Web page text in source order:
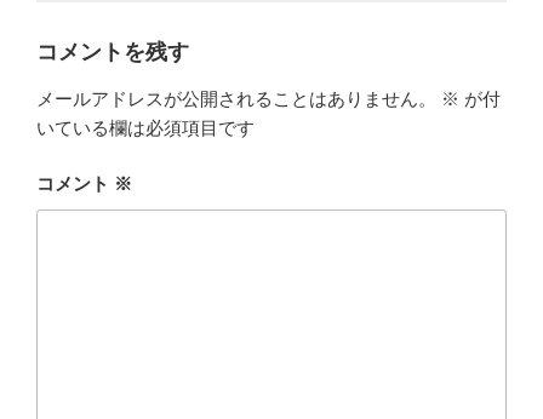
コメントを残す
メールアドレスが公開されることはありません。 ※ が付
いている欄は必須項目です
コメント ※